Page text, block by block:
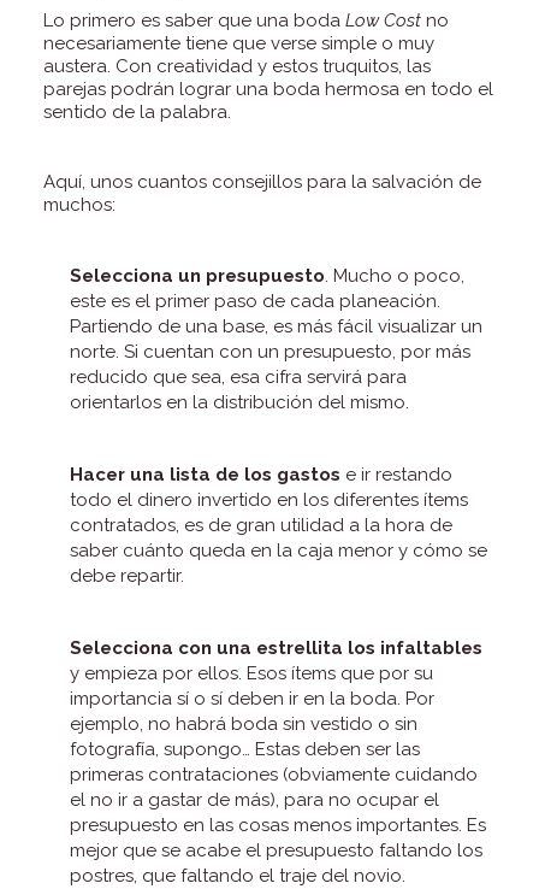
Lo primero es saber que una boda Low Costno
necesariamente tiene que verse simple o muy
austera. Con creatividad y estos truquitos, las
parejas podrán lograr una boda hermosa en todo el
sentido de la palabra.
Aquí, unos cuantos consejillos para la salvación de
muchos:
Selecciona un presupuesto. Mucho o poco,
este es el primer paso de cada planeación.
Partiendo de una base, es más fácil visualizar un
norte. Si cuentan con un presupuesto, por más
reducido que sea, esa cifra servirá para
orientarlos en la distribución del mismo.
Hacer una lista de los gastos e ir restando
todo el dinero invertido en los diferentes ítems
contratados, es de gran utilidad a la hora de
saber cuánto queda en la caja menor y cómo se
debe repartir.
Selecciona con una estrellita los infaltables
y empieza por ellos. Esos ítems que por su
importancia sí o sí deben ir en la boda. Por
ejemplo, no habrá boda sin vestido o sin
fotografía, supongo… Estas deben ser las
primeras contrataciones (obviamente cuidando
el no ir a gastar de más), para no ocupar el
presupuesto en las cosas menos importantes. Es
mejor que se acabe el presupuesto faltando los
postres, que faltando el traje del novio.